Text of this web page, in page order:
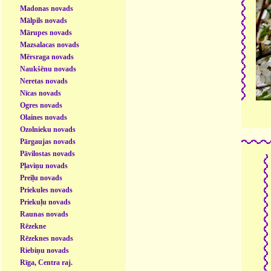
Madonas novads
Mālpils novads
Mārupes novads
Mazsalacas novads
Mērsraga novads
Naukšēnu novads
Neretas novads
Nīcas novads
Ogres novads
Olaines novads
Ozolnieku novads
Pārgaujas novads
Pāvilostas novads
Pļaviņu novads
Preiļu novads
Priekules novads
Priekuļu novads
Raunas novads
Rēzekne
Rēzeknes novads
Riebiņu novads
Rīga, Centra raj.